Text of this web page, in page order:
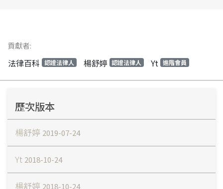
貢獻者:
法律百科 認證法律人 楊舒婷 認證法律人 Yt 進階會員
歷次版本
楊舒婷 2019-07-24
Yt 2018-10-24
楊舒婷 2018-10-24